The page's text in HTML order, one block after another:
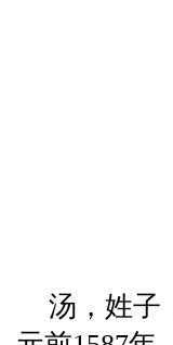
汤，姓子